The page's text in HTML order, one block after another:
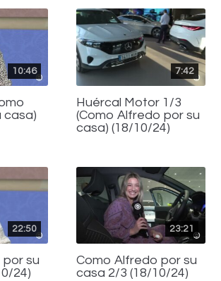
10:46
casa)
7:42
Huércal Motor 1/3
(Como Alfredo por su
casa) (18/10/24)
22:50
su
24)
23:21
Como Alfredo por su
casa 2/3 (18/10/24)